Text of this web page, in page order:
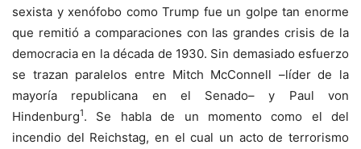
sexista y xenófobo como Trump fue un golpe tan enorme
que remitió a comparaciones con las grandes crisis de la
democracia en la década de 1930. Sin demasiado esfuerzo
se trazan paralelos entre Mitch McConnell –líder de la
mayoría republicana en el Senado– y Paul von
Hindenburg1. Se habla de un momento como el del
incendio del Reichstag, en el cual un acto de terrorismo